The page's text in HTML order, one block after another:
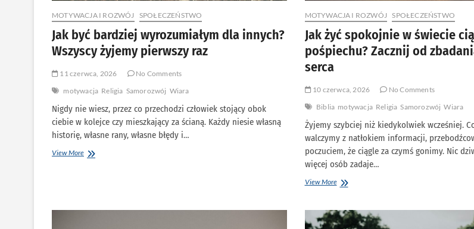
MOTYWACJA I ROZWÓJ SPOŁECZEŃSTWO
Jak być bardziej wyrozumiałym dla innych?
Wszyscy żyjemy pierwszy raz
11 czerwca, 2026
No Comments
motywacja Religia Samorozwój Wiara
Nigdy nie wiesz, przez co przechodzi człowiek stojący obok
ciebie w kolejce czy mieszkający za ścianą. Każdy niesie własną
historię, własne rany, własne błędy i…
View MoreJak
MOTYWACJA I ROZWÓJ SPOŁECZEŃSTWO
Jak żyć spokojnie w świecie
pośpiechu? Zacznij od
serca
10 czerwca, 2026
No Comments
Biblia motywacja Religia Samorozwój Wiara
Żyjemy szybciej niż kiedykolwiek wcześniej.
walczymy z natłokiem informacji,
poczuciem, że ciągle za czymś gonimy. Nic
więcej osób zadaje…
View MoreJak
w
świecie